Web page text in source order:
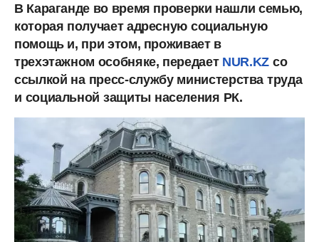
В Караганде во время проверки нашли семью,
которая получает адресную социальную
помощь и, при этом, проживает в
трехэтажном особняке, передает NUR.KZ со
ссылкой на пресс-службу министерства труда
и социальной защиты населения РК.